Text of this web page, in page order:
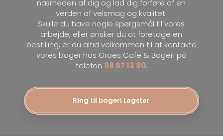
nærheden af dig og lad dig forføre af en
verden af velsmag og kvalitet.
Skulle du have nogle spørgsmål til vores
arbejde, eller ønsker du at foretage en
bestilling, er du altid velkommen til at kontakte
vores bager hos Groes Cafe & ​Bageri på​
telefon 98 67 13 80.
Ring til bageri Løgstør